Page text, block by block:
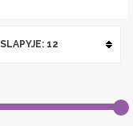
12